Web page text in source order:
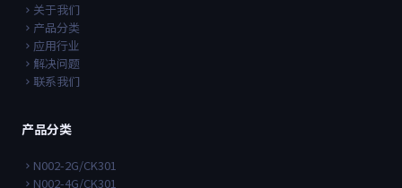
关于我们
产品分类
应用行业
解决问题
联系我们
产品分类
N002-2G/CK301
N002-4G/CK301